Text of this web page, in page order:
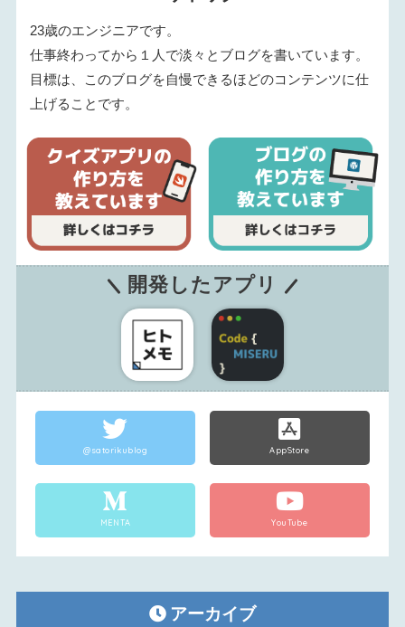
23歳のエンジニアです。
仕事終わってから１人で淡々とブログを書いています。
目標は、このブログを自慢できるほどのコンテンツに仕
上げることです。
開発したアプリ
@satorikublog AppStore
MENTA YouTube
アーカイブ